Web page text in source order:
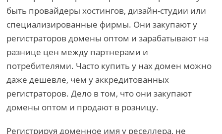
быть провайдеры хостингов, дизайн-студии или
специализированные фирмы. Они закупают у
регистраторов домены оптом и зарабатывают на
разнице цен между партнерами и
потребителями. Часто купить у нах домен можно
даже дешевле, чем у аккредитованных
регистраторов. Дело в том, что они закупают
домены оптом и продают в розницу.
Регистрируя доменное имя у реселлера, не